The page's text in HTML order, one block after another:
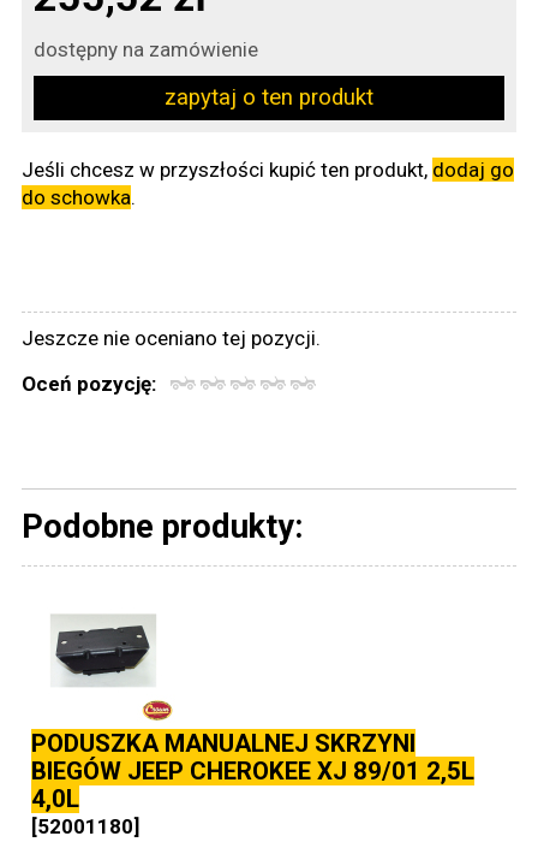
dostępny na zamówienie
zapytaj o ten produkt
Jeśli chcesz w przyszłości kupić ten produkt, dodaj go
do schowka.
Jeszcze nie oceniano tej pozycji.
Oceń pozycję:
Podobne produkty:
PODUSZKA MANUALNEJ SKRZYNI
BIEGÓW JEEP CHEROKEE XJ 89/01 2,5L
4,0L
[52001180]